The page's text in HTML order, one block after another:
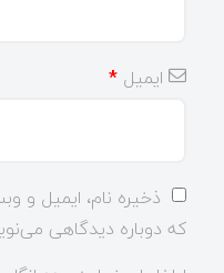
ایمیل *
ذخیره نام، ایمیل و
که دوباره دیدگاهی